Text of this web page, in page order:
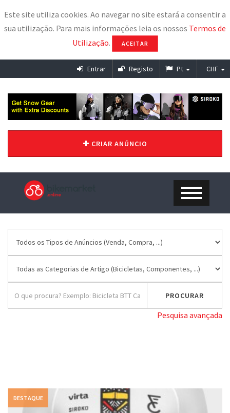
Este site utiliza cookies. Ao navegar no site estará a consentir a
sua utilização. Para mais informações leia os nossos Termos de
Utilização. ACEITAR
Entrar Registo Pt CHF
CRIAR ANÚNCIO
Pesquisa avançada
DESTAQUE